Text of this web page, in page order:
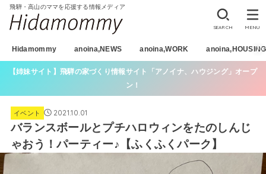
飛騨・高山のママを応援する情報メディア
Hidamommy anoina,NEWS anoina,WORK anoina,HOUSING
SEARCH MENU
【姉妹サイト】飛騨の家づくり情報サイト「アノイナ、ハウジング」オープ
ン！
イベント 2021.10.01
バランスボールとプチハロウィンをたのしんじ
ゃおう！パーティー♪【ふくふくパーク】